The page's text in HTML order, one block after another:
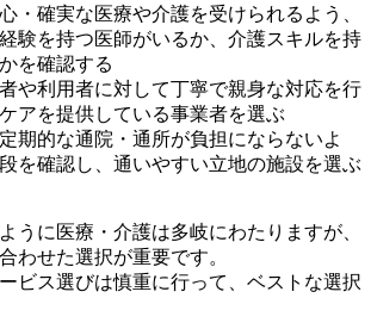
・確実な医療や介護を受けられるよう、
験を持つ医師がいるか、介護スキルを持
を確認する
や利用者に対して丁寧で親身な対応を行
アを提供している事業者を選ぶ
期的な通院・通所が負担にならないよ
を確認し、通いやすい立地の施設を選ぶ
うに医療・介護は多岐にわたりますが、
わせた選択が重要です。
ビス選びは慎重に行って、ベストな選択